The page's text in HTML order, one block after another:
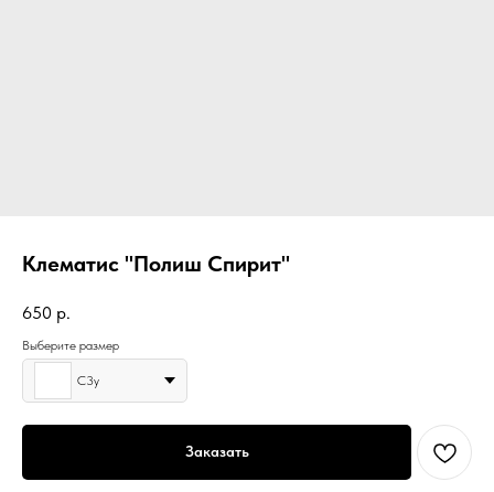
Клематис "Полиш Спирит"
650 р.
Выберите размер
С3у
Заказать